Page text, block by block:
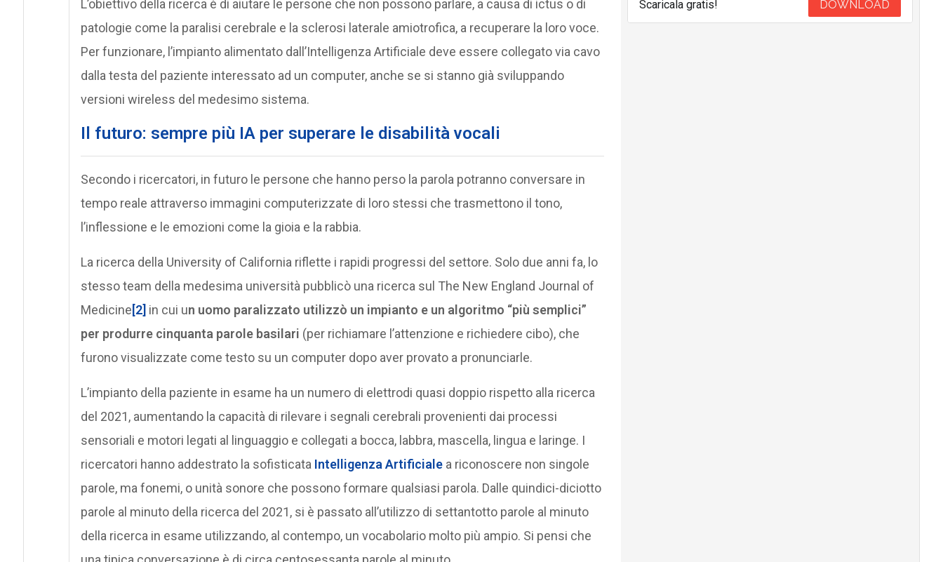
L’obiettivo della ricerca è di aiutare le persone che non possono parlare, a causa di ictus o di
patologie come la paralisi cerebrale e la sclerosi laterale amiotrofica, a recuperare la loro voce.
Per funzionare, l’impianto alimentato dall’Intelligenza Artificiale deve essere collegato via cavo
dalla testa del paziente interessato ad un computer, anche se si stanno già sviluppando
versioni wireless del medesimo sistema.
Il futuro: sempre più IA per superare le disabilità vocali
Secondo i ricercatori, in futuro le persone che hanno perso la parola potranno conversare in
tempo reale attraverso immagini computerizzate di loro stessi che trasmettono il tono,
l’inflessione e le emozioni come la gioia e la rabbia.
La ricerca della University of California riflette i rapidi progressi del settore. Solo due anni fa, lo
stesso team della medesima università pubblicò una ricerca sul The New England Journal of
Medicine[2] in cui un uomo paralizzato utilizzò un impianto e un algoritmo “più semplici”
per produrre cinquanta parole basilari (per richiamare l’attenzione e richiedere cibo), che
furono visualizzate come testo su un computer dopo aver provato a pronunciarle.
L’impianto della paziente in esame ha un numero di elettrodi quasi doppio rispetto alla ricerca
del 2021, aumentando la capacità di rilevare i segnali cerebrali provenienti dai processi
sensoriali e motori legati al linguaggio e collegati a bocca, labbra, mascella, lingua e laringe. I
ricercatori hanno addestrato la sofisticata Intelligenza Artificialea riconoscere non singole
parole, ma fonemi, o unità sonore che possono formare qualsiasi parola. Dalle quindici-diciotto
parole al minuto della ricerca del 2021, si è passato all’utilizzo di settantotto parole al minuto
della ricerca in esame utilizzando, al contempo, un vocabolario molto più ampio. Si pensi che
Scaricala gratis! DOWNLOAD